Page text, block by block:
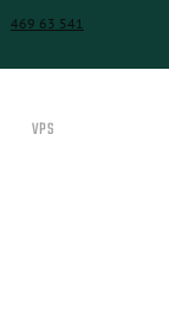
469 63 541
VPS